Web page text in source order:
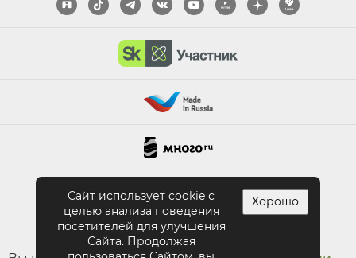
ПОЛНАЯ ВЕРСИЯ САЙТА
Сайт использует cookie с
целью анализа поведения
посетителей для улучшения
Сайта. Продолжая
Хорошо